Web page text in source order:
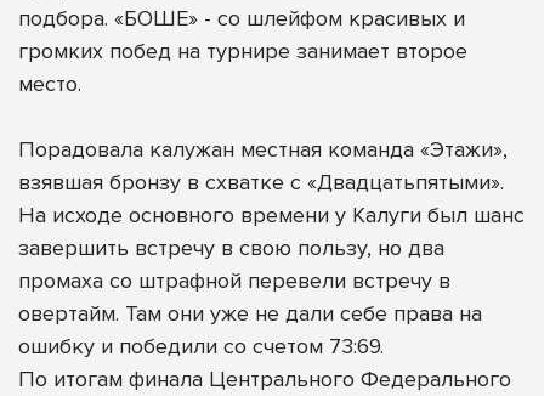
подбора. «БОШЕ» - со шлейфом красивых и
громких побед на турнире занимает второе
место.
Порадовала калужан местная команда «Этажи»,
взявшая бронзу в схватке с «Двадцатьпятыми».
На исходе основного времени у Калуги был шанс
завершить встречу в свою пользу, но два
промаха со штрафной перевели встречу в
овертайм. Там они уже не дали себе права на
ошибку и победили со счетом 73:69.
По итогам финала Центрального Федерального